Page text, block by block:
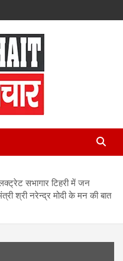
– Latest
in Hindi,
Headlines
सभागार टिहरी में जन
श्री नरेन्द्र मोदी के मन की बात